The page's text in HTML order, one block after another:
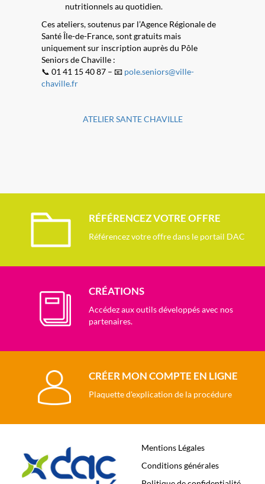
nutritionnels au quotidien.
Ces ateliers, soutenus par l’Agence Régionale de
Santé Île-de-France, sont gratuits mais
uniquement sur inscription auprès du Pôle
Seniors de Chaville :
📞 01 41 15 40 87 – 📧 pole.seniors@ville-
chaville.fr
ATELIER SANTE CHAVILLE
RÉFÉRENCEZ VOTRE OFFRE
Référencez votre offre dans le portail DAC
CRÉATIONS
Accédez aux outils développés avec nos
partenaires.
CRÉER MON COMPTE EN LIGNE
Plaquette d'explication de la procédure
Mentions Légales
Conditions générales